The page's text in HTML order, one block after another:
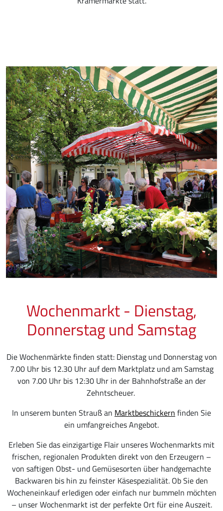
Wochenmarkt - Dienstag,
Donnerstag und Samstag
Die Wochenmärkte finden statt: Dienstag und Donnerstag von
7.00 Uhr bis 12.30 Uhr auf dem Marktplatz und am Samstag
von 7.00 Uhr bis 12:30 Uhr in der Bahnhofstraße an der
Zehntscheuer.
In unserem bunten Strauß an Marktbeschickern finden Sie
ein umfangreiches Angebot.
Erleben Sie das einzigartige Flair unseres Wochenmarkts mit
frischen, regionalen Produkten direkt von den Erzeugern –
von saftigen Obst- und Gemüsesorten über handgemachte
Backwaren bis hin zu feinster Käsespezialität. Ob Sie den
Wocheneinkauf erledigen oder einfach nur bummeln möchten
– unser Wochenmarkt ist der perfekte Ort für eine Auszeit.